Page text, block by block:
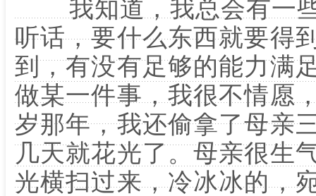
我知道，我总会有一些
听话，要什么东西就要得
到，有没有足够的能力满
做某一件事，我很不情愿
岁那年，我还偷拿了母亲
几天就花光了。母亲很生
光横扫过来，冷冰冰的，